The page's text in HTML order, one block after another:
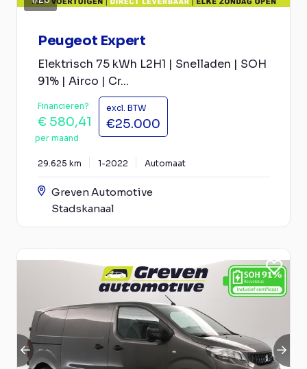
Peugeot Expert
Elektrisch 75 kWh L2H1 | Snelladen | SOH
91% | Airco | Cr...
Financieren?
€ 580,41
per maand
excl. BTW
€25.000
29.625 km 1-2022 Automaat
Greven Automotive
Stadskanaal